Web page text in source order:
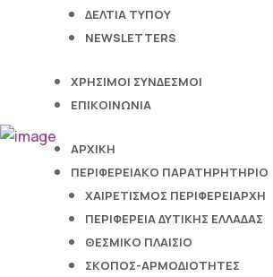
ΔΕΛΤΙΑ ΤΥΠΟΥ
NEWSLETTERS
ΧΡΗΣΙΜΟΙ ΣΥΝΔΕΣΜΟΙ
ΕΠΙΚΟΙΝΩΝΙΑ
ΑΡΧΙΚΗ
ΠΕΡΙΦΕΡΕΙΑΚΟ ΠΑΡΑΤΗΡΗΤΗΡΙΟ
ΧΑΙΡΕΤΙΣΜΟΣ ΠΕΡΙΦΕΡΕΙΑΡΧΗ
ΠΕΡΙΦΕΡΕΙΑ ΔΥΤΙΚΗΣ ΕΛΛΑΔΑΣ
ΘΕΣΜΙΚΟ ΠΛΑΙΣΙΟ
ΣΚΟΠΟΣ-ΑΡΜΟΔΙΟΤΗΤΕΣ